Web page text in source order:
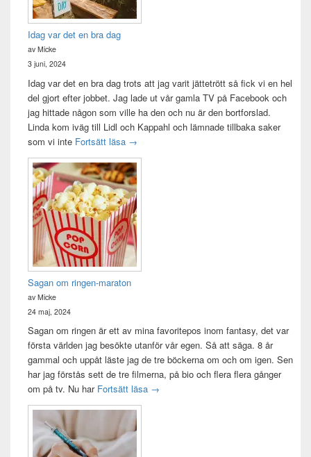
Idag var det en bra dag
av Micke
3 juni, 2024
Idag var det en bra dag trots att jag varit jättetrött så fick vi en hel
del gjort efter jobbet. Jag lade ut vår gamla TV på Facebook och
jag hittade någon som ville ha den och nu är den bortforslad.
Linda kom iväg till Lidl och Kappahl och lämnade tillbaka saker
som vi inte Fortsätt läsa Idag var det en bra dag
→
Sagan om ringen-maraton
av Micke
24 maj, 2024
Sagan om ringen är ett av mina favoritepos inom fantasy, det var
första världen jag besökte utanför vår egen. Så att säga. 8 år
gammal och uppåt läste jag de tre böckerna om och om igen. Sen
har jag förstås sett de tre filmerna, på bio och flera flera gånger
om på tv. Nu har Fortsätt läsa Sagan om ringen-maraton
→